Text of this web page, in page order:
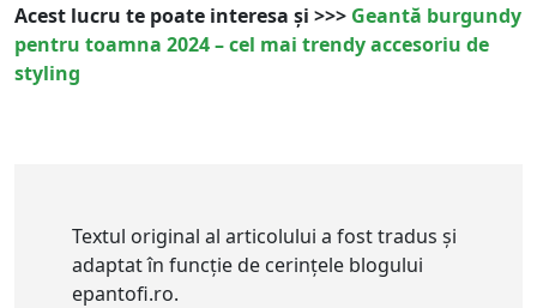
Acest lucru te poate interesa și >>> Geantă burgundy
pentru toamna 2024 – cel mai trendy accesoriu de
styling
Textul original al articolului a fost tradus și
adaptat în funcție de cerințele blogului
epantofi.ro.